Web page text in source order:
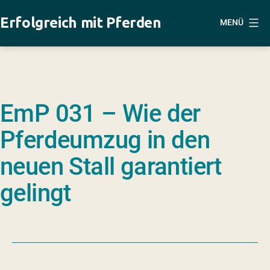
Inhalt
Erfolgreich mit Pferden MENÜ
EmP 031 – Wie der
Pferdeumzug in den
neuen Stall garantiert
gelingt